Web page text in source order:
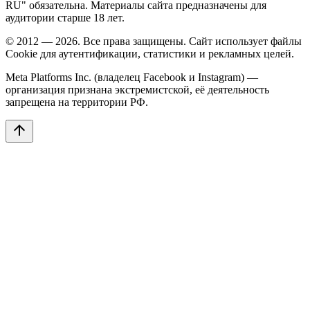
RU" обязательна. Материалы сайта предназначены для
аудитории старше 18 лет.
© 2012 — 2026. Все права защищены. Сайт использует файлы
Cookie для аутентификации, статистики и рекламных целей.
Meta Platforms Inc. (владелец Facebook и Instagram) —
организация признана экстремистской, её деятельность
запрещена на территории РФ.
arrow_upward